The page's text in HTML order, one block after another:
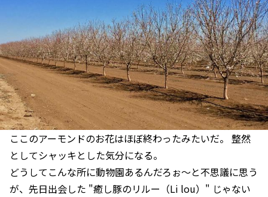
ここのアーモンドのお花はほぼ終わったみたいだ。 整然
としてシャッキとした気分になる。
どうしてこんな所に動物園あるんだろぉ〜と不思議に思う
が、先日出会した "癒し豚のリルー（Li lou）" じゃない